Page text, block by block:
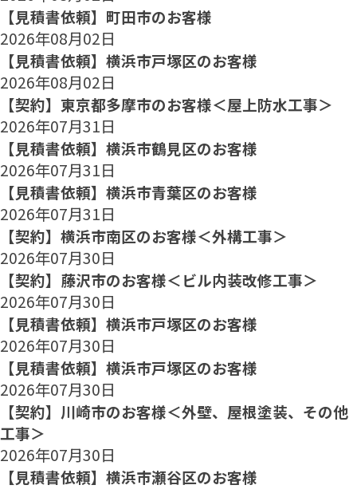
【見積書依頼】町田市のお客様
2026年08月02日
【見積書依頼】横浜市戸塚区のお客様
2026年08月02日
【契約】東京都多摩市のお客様＜屋上防水工事＞
2026年07月31日
【見積書依頼】横浜市鶴見区のお客様
2026年07月31日
【見積書依頼】横浜市青葉区のお客様
2026年07月31日
【契約】横浜市南区のお客様＜外構工事＞
2026年07月30日
【契約】藤沢市のお客様＜ビル内装改修工事＞
2026年07月30日
【見積書依頼】横浜市戸塚区のお客様
2026年07月30日
【見積書依頼】横浜市戸塚区のお客様
2026年07月30日
【契約】川崎市のお客様＜外壁、屋根塗装、その他
工事＞
2026年07月30日
【見積書依頼】横浜市瀬谷区のお客様